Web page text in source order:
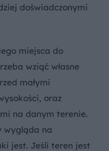
doświadczonymi
miejsca do
wziąć własne
małymi
oraz
na danym terenie.
wygląda na
jest. Jeśli teren jest